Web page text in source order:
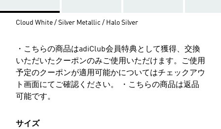
Cloud White / Silver Metallic / Halo Silver
・こちらの商品はadiClub会員特典として獲得、交換
いただいたクーポンのみご使用いただけます。ご使用
予定のクーポンが適用可能かについてはチェックアウ
ト画面にてご確認ください。 ・こちらの商品は返品
可能です。
サイズ